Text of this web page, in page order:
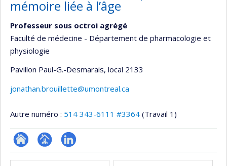
mémoire liée à l’âge
Professeur sous octroi agrégé
Faculté de médecine - Département de pharmacologie et
physiologie
Pavillon Paul-G.-Desmarais, local 2133
jonathan.brouillette@umontreal.ca
Autre numéro : 514 343-6111 #3364 (Travail 1)
ResearchGate
Page LinkedIn